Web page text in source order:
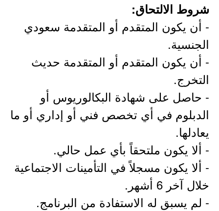
شروط الالتحاق:
- أن يكون المتقدم أو المتقدمة سعودي
الجنسية.
- أن يكون المتقدم أو المتقدمة حديث
التخرج.
- حاصل على شهادة البكالوريوس أو
الدبلوم في أي تخصص فني أو إداري أو ما
يعادلها.
- ألا يكون ملتحقاً بأي عمل حالي.
- ألا يكون مسجلاً في التأمينات الاجتماعية
خلال آخر 6 أشهر.
- لم يسبق له الاستفادة من البرنامج.